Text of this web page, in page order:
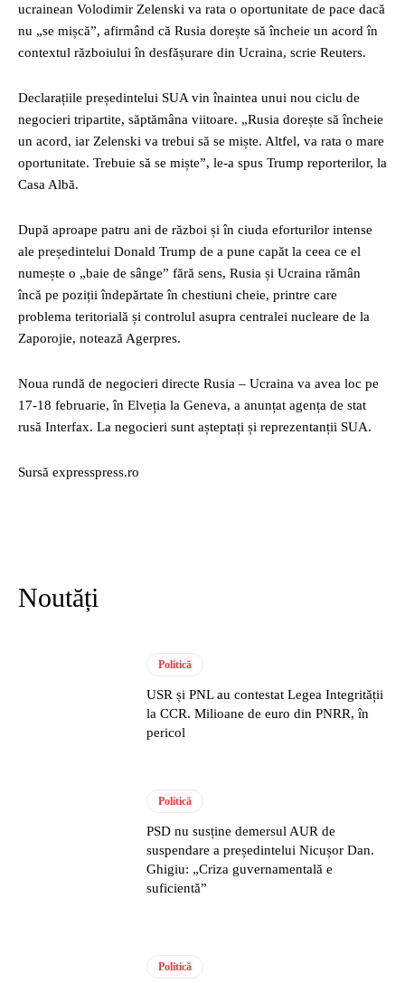
ucrainean Volodimir Zelenski va rata o oportunitate de pace dacă
nu „se mișcă”, afirmând că Rusia dorește să încheie un acord în
contextul războiului în desfășurare din Ucraina, scrie Reuters.
Declarațiile președintelui SUA vin înaintea unui nou ciclu de
negocieri tripartite, săptămâna viitoare. „Rusia dorește să încheie
un acord, iar Zelenski va trebui să se miște. Altfel, va rata o mare
oportunitate. Trebuie să se miște”, le-a spus Trump reporterilor, la
Casa Albă.
După aproape patru ani de război și în ciuda eforturilor intense
ale președintelui Donald Trump de a pune capăt la ceea ce el
numește o „baie de sânge” fără sens, Rusia și Ucraina rămân
încă pe poziții îndepărtate în chestiuni cheie, printre care
problema teritorială și controlul asupra centralei nucleare de la
Zaporojie, notează Agerpres.
Noua rundă de negocieri directe Rusia – Ucraina va avea loc pe
17-18 februarie, în Elveția la Geneva, a anunțat agența de stat
rusă Interfax. La negocieri sunt așteptați și reprezentanții SUA.
Sursă expresspress.ro
Noutăți
Politică
USR și PNL au contestat Legea Integrității
la CCR. Milioane de euro din PNRR, în
pericol
Politică
PSD nu susține demersul AUR de
suspendare a președintelui Nicușor Dan.
Ghigiu: „Criza guvernamentală e
suficientă”
Politică